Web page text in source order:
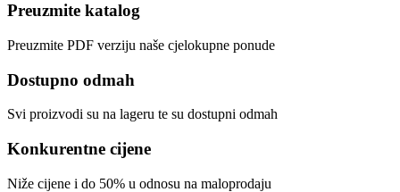
Preuzmite katalog
Preuzmite PDF verziju naše cjelokupne ponude
Dostupno odmah
Svi proizvodi su na lageru te su dostupni odmah
Konkurentne cijene
Niže cijene i do 50% u odnosu na maloprodaju